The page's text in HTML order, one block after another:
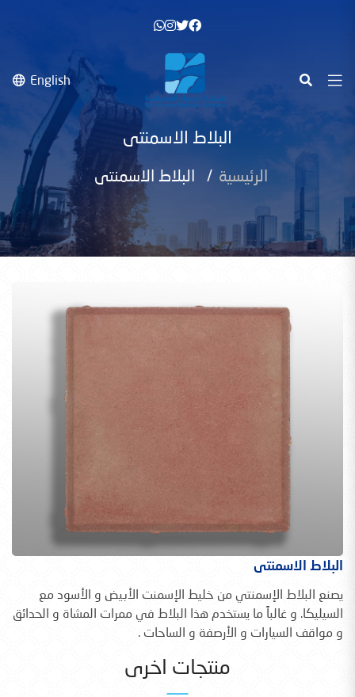
English
البلاط الاسمنتى
الرئيسية البلاط الاسمنتى
البلاط الاسمنتى
يصنع البلاط الإسمنتي من خليط الإسمنت الأبيض و الأسود مع
السيليكا. و غالباً ما يستخدم هذا البلاط في ممرات المشاة و الحدائق
و مواقف السيارات و الأرصفة و الساحات .
منتجات اخرى